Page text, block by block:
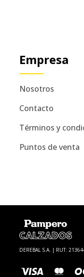
Empresa
Nosotros
Contacto
Términos y
Puntos de venta
DEREBAL S.A. | RUT: